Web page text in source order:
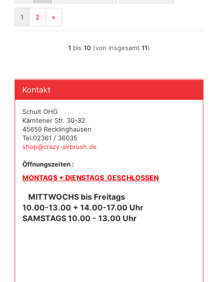
1 2 »
1 bis 10 (von insgesamt 11)
Kontakt
Schult OHG
Kärntener Str. 30-32
45659 Recklinghausen
Tel.02361 / 36035
shop@crazy-airbrush.de
Öffnungszeiten :
MONTAGS + DIENSTAGS GESCHLOSSEN
MITTWOCHS bis Freitags
10.00-13.00 + 14.00-17.00 Uhr
SAMSTAGS 10.00 - 13.00 Uhr